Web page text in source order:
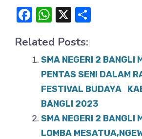
F
c
e
k
W
at
s
A
p
p
X
e
Related Posts:
SMA NEGERI 2 BANGLI
PENTAS SENI DALAM
FESTIVAL BUDAYA
BANGLI 2023
SMA NEGERI 2 BANGLI
LOMBA